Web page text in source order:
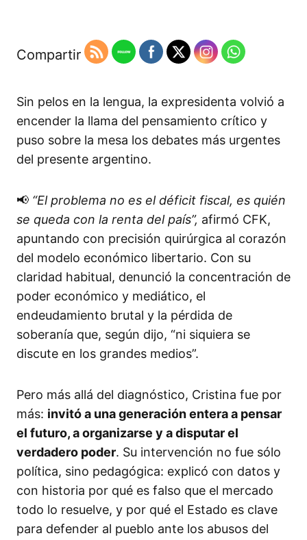
Compartir
Sin pelos en la lengua, la expresidenta volvió a
encender la llama del pensamiento crítico y
puso sobre la mesa los debates más urgentes
del presente argentino.
📢 “El problema no es el déficit fiscal, es quién
se queda con la renta del país”, afirmó CFK,
apuntando con precisión quirúrgica al corazón
del modelo económico libertario. Con su
claridad habitual, denunció la concentración de
poder económico y mediático, el
endeudamiento brutal y la pérdida de
soberanía que, según dijo, “ni siquiera se
discute en los grandes medios”.
Pero más allá del diagnóstico, Cristina fue por
más: invitó a una generación entera a pensar
el futuro, a organizarse y a disputar el
verdadero poder. Su intervención no fue sólo
política, sino pedagógica: explicó con datos y
con historia por qué es falso que el mercado
todo lo resuelve, y por qué el Estado es clave
para defender al pueblo ante los abusos del